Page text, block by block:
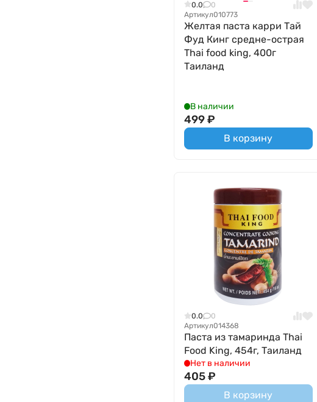
0.0
0
Артикул010773
Желтая паста карри Тай
Фуд Кинг средне-острая
Thai food king, 400г
Таиланд
В наличии
499₽
В корзину
0.0
0
Артикул014368
Паста из тамаринда Thai
Food King, 454г, Таиланд
Нет в наличии
405₽
В корзину